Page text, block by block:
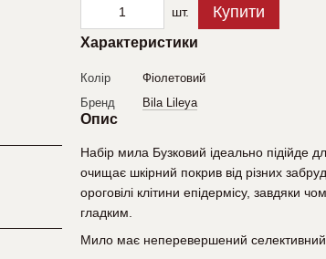
шт. Купити
Характеристики
Колір
Фіолетовий
Бренд
Bila Lileya
Опис
Набір мила Бузковий ідеально підійде
очищає шкірний покрив від різних
ороговілі клітини епідермісу, завдяки
гладким.
Мило має неперевершений